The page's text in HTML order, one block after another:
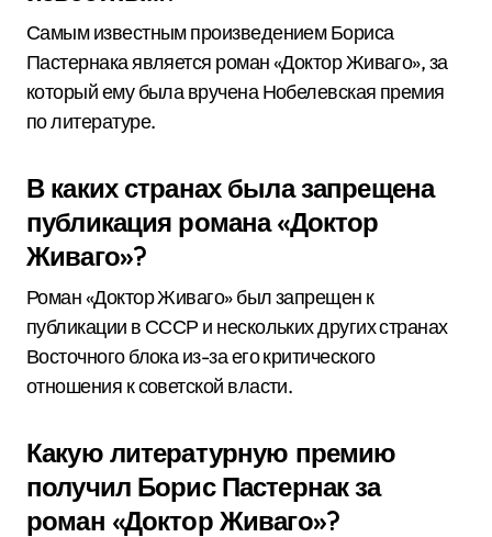
Самым известным произведением Бориса
Пастернака является роман «Доктор Живаго», за
который ему была вручена Нобелевская премия
по литературе.
В каких странах была запрещена
публикация романа «Доктор
Живаго»?
Роман «Доктор Живаго» был запрещен к
публикации в СССР и нескольких других странах
Восточного блока из-за его критического
отношения к советской власти.
Какую литературную премию
получил Борис Пастернак за
роман «Доктор Живаго»?